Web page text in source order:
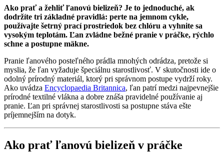
Ako prať a žehliť ľanovú bielizeň? Je to jednoduché, ak
dodržíte tri základné pravidlá: perte na jemnom cykle,
používajte šetrný prací prostriedok bez chlóru a vyhnite sa
vysokým teplotám. Ľan zvládne bežné pranie v práčke, rýchlo
schne a postupne mäkne.
Pranie ľanového posteľného prádla mnohých odrádza, pretože si
myslia, že ľan vyžaduje špeciálnu starostlivosť. V skutočnosti ide o
odolný prírodný materiál, ktorý pri správnom postupe vydrží roky.
Ako uvádza Encyclopaedia Britannica, ľan patrí medzi najpevnejšie
prírodné textilné vlákna a dobre znáša pravidelné používanie aj
pranie. Ľan pri správnej starostlivosti sa postupne stáva ešte
príjemnejším na dotyk.
Ako prať ľanovú bielizeň v práčke